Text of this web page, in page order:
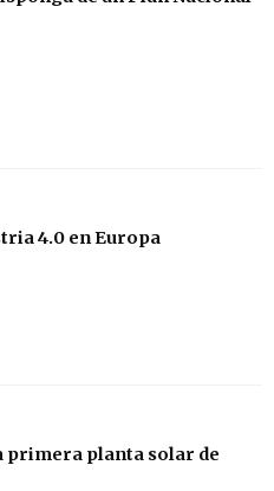
4.0 en Europa
primera planta solar de